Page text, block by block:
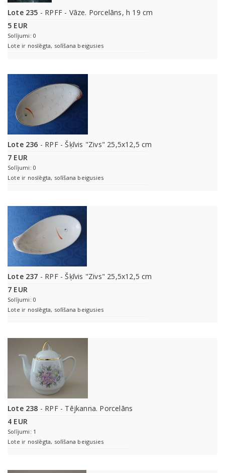
Lote 235 - RPFF - Vāze. Porcelāns, h 19 cm
5 EUR
Solījumi: 0
Lote ir noslēgta, solīšana beigusies
Lote 236 - RPF - Šķīvis "Zivs" 25,5x12,5 cm
7 EUR
Solījumi: 0
Lote ir noslēgta, solīšana beigusies
Lote 237 - RPF - Šķīvis "Zivs" 25,5x12,5 cm
7 EUR
Solījumi: 0
Lote ir noslēgta, solīšana beigusies
Lote 238 - RPF - Tējkanna. Porcelāns
4 EUR
Solījumi: 1
Lote ir noslēgta, solīšana beigusies